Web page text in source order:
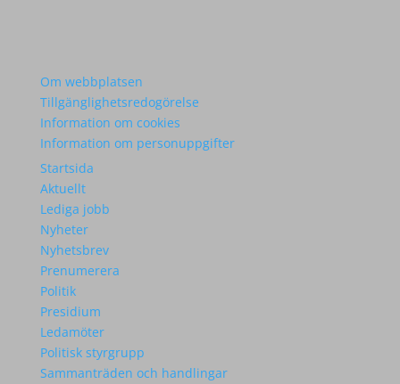
Om webbplatsen
Tillgänglighetsredogörelse
Information om cookies
Information om personuppgifter
Startsida
Aktuellt
Lediga jobb
Nyheter
Nyhetsbrev
Prenumerera
Politik
Presidium
Ledamöter
Politisk styrgrupp
Sammanträden och handlingar